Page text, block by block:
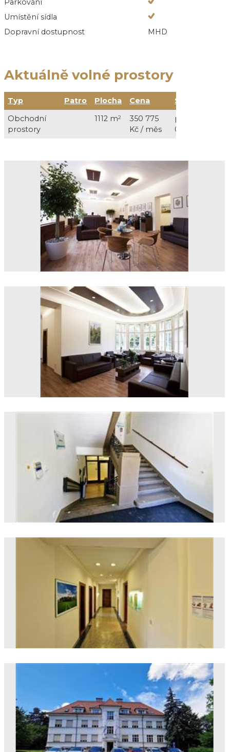
Parkování
Umístění sídla
Dopravní dostupnost
MHD
Aktuálně volné prostory
Typ Patro Plocha Cena
Služby
Obchodní
prostory
1112 m2
350 775
Kč / měs
přímá
000 Kč/měs +